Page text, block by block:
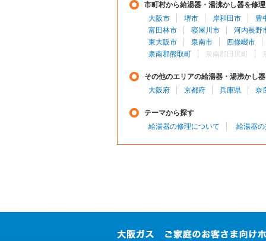
市町村から給湯器・湯沸かし器を修
大阪市
堺市 岸和田市
豊
富田林市
寝屋川市
河内長野
東大阪市
泉南市
四條畷市
泉南郡熊取町
泉南郡田尻町
その他のエリアの給湯器・湯沸かし
大阪府
京都府 兵庫県 奈
テーマから探す
給湯器の修理について
給湯器